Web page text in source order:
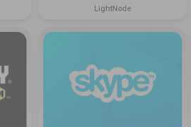
LightNode